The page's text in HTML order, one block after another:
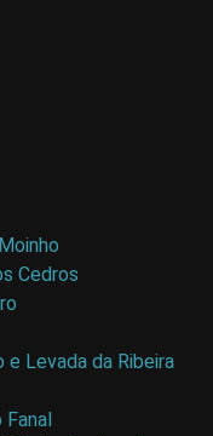
Cedros
e Levada da Ribeira
Fanal